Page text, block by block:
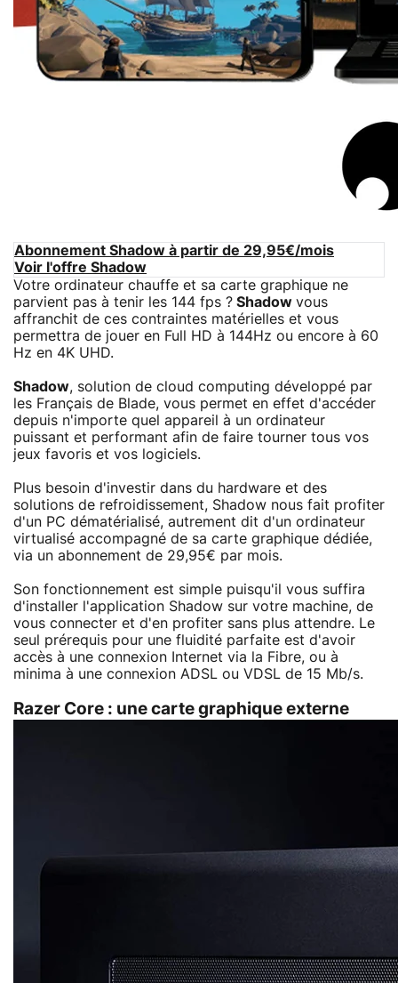
Abonnement Shadow à partir de 29,95€/mois
Voir l'offre Shadow
Votre ordinateur chauffe et sa carte graphique ne
parvient pas à tenir les 144 fps ? Shadow vous
affranchit de ces contraintes matérielles et vous
permettra de jouer en Full HD à 144Hz ou encore à 60
Hz en 4K UHD.
Shadow, solution de cloud computing développé par
les Français de Blade, vous permet en effet d'accéder
depuis n'importe quel appareil à un ordinateur
puissant et performant afin de faire tourner tous vos
jeux favoris et vos logiciels.
Plus besoin d'investir dans du hardware et des
solutions de refroidissement, Shadow nous fait profiter
d'un PC dématérialisé, autrement dit d'un ordinateur
virtualisé accompagné de sa carte graphique dédiée,
via un abonnement de 29,95€ par mois.
Son fonctionnement est simple puisqu'il vous suffira
d'installer l'application Shadow sur votre machine, de
vous connecter et d'en profiter sans plus attendre. Le
seul prérequis pour une fluidité parfaite est d'avoir
accès à une connexion Internet via la Fibre, ou à
minima à une connexion ADSL ou VDSL de 15 Mb/s.
Razer Core : une carte graphique externe